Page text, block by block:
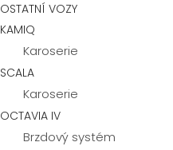
OSTATNÍ VOZY
KAMIQ
Karoserie
SCALA
Karoserie
OCTAVIA IV
Brzdový systém